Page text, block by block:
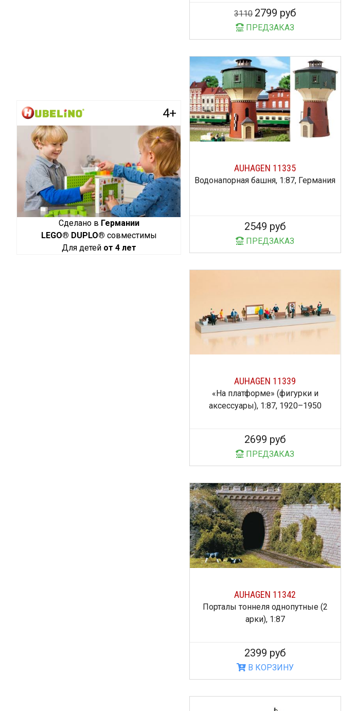
4+
Сделано в Германии
LEGO® DUPLO® совместимы
Для детей от 4 лет
3110 2799 руб
ПРЕДЗАКАЗ
AUHAGEN 11335
Водонапорная башня, 1:87, Германия
2549 руб
ПРЕДЗАКАЗ
AUHAGEN 11339
«На платформе» (фигурки и
аксессуары), 1:87, 1920–1950
2699 руб
ПРЕДЗАКАЗ
AUHAGEN 11342
Порталы тоннеля однопутные (2
арки), 1:87
2399 руб
В КОРЗИНУ